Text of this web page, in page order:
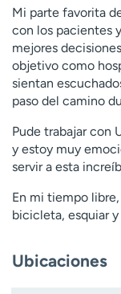
e
a
e
n
c
o
t
r
a
Mi parte favorita
con los pacientes
mejores
objetivo como
sientan
paso del camino
Pude trabajar con
y estoy muy
servir a esta
En mi tiempo
bicicleta, esquiar
Ubicaciones